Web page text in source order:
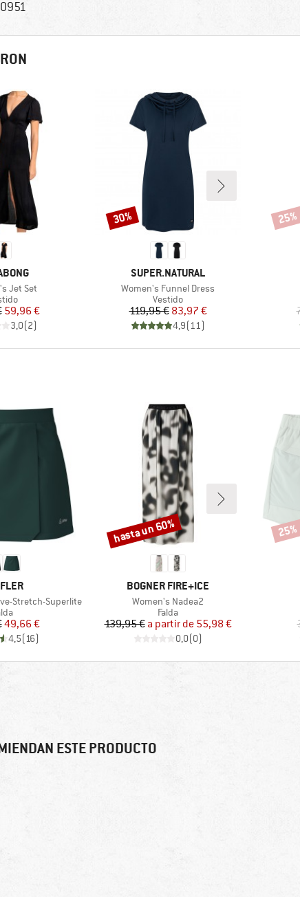
Jet Set
group
Precio
Precio reducido
59,96 €
3,0(2)
MARCA
SUPER.NATURAL
Artículo
Women's Funnel Dress
Product group
Vestido
Precio
119,95 €Precio reducido
83,97 €
4,9(11)
Descuento
30% 25%
Stretch-Superlite
group
Precio
Precio reducido
49,66 €
4,5(16)
MARCA
BOGNER FIRE+ICE
Artículo
Women's Nadea2
Product group
Falda
Precio
139,95 € Precio reducido
a partir de 55,98 €
0,0(0)
Descuento
hasta un 60% 25%
ESTE PRODUCTO